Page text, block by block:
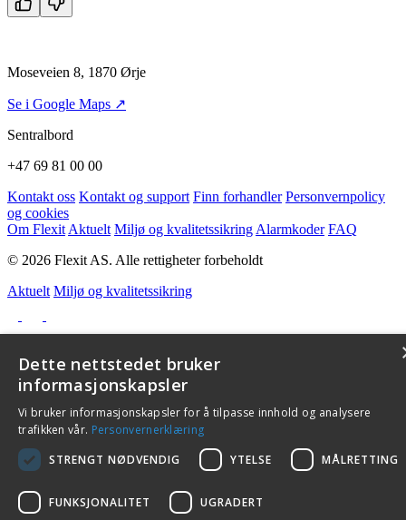
Moseveien 8, 1870 Ørje
Se i Google Maps ↗
Sentralbord
+47 69 81 00 00
Kontakt oss Kontakt og support Finn forhandler Personvernpolicy
og cookies
Om Flexit Aktuelt Miljø og kvalitetssikring Alarmkoder FAQ
© 2026 Flexit AS. Alle rettigheter forbeholdt
Aktuelt Miljø og kvalitetssikring
Dette nettstedet bruker
informasjonskapsler
Vi bruker informasjonskapsler for å tilpasse innhold og analysere
trafikken vår. Personvernerklæring
STRENGT NØDVENDIG
YTELSE MÅLRETTING
FUNKSJONALITET UGRADERT